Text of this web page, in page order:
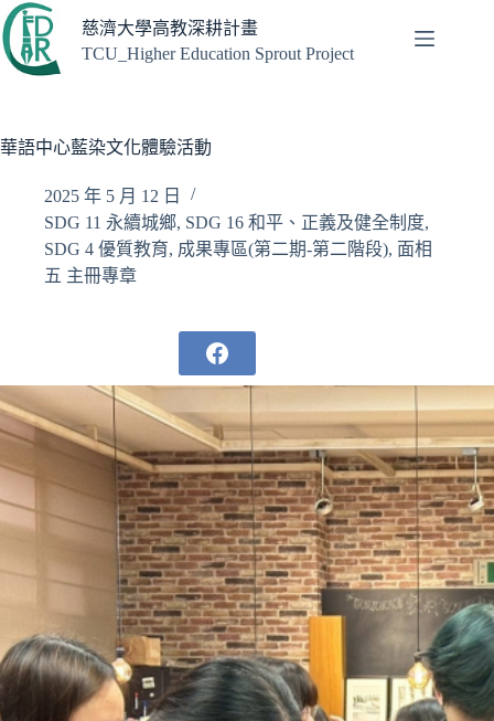
跳
至
主
容
慈濟大學高教深耕計畫
TCU_Higher Education Sprout Project
華語中心藍染文化體驗活動
2025 年 5 月 12 日
SDG 11 永續城鄉, SDG 16 和平、正義及健全制度,
SDG 4 優質教育, 成果專區(第二期-第二階段), 面相
五 主冊專章